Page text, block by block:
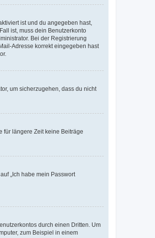
ist und du angegeben hast,
ist, muss dein Benutzerkonto
Bei der Registrierung
Adresse korrekt eingegeben hast
um sicherzugehen, dass du nicht
für längere Zeit keine Beiträge
„Ich habe mein Passwort
durch einen Dritten. Um
zum Beispiel in einem